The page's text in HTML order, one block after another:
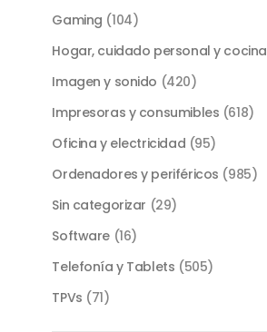
Gaming (104)
Hogar, cuidado personal y cocina
Imagen y sonido (420)
Impresoras y consumibles (618)
Oficina y electricidad (95)
Ordenadores y periféricos (985)
Sin categorizar (29)
Software (16)
Telefonía y Tablets (505)
TPVs (71)